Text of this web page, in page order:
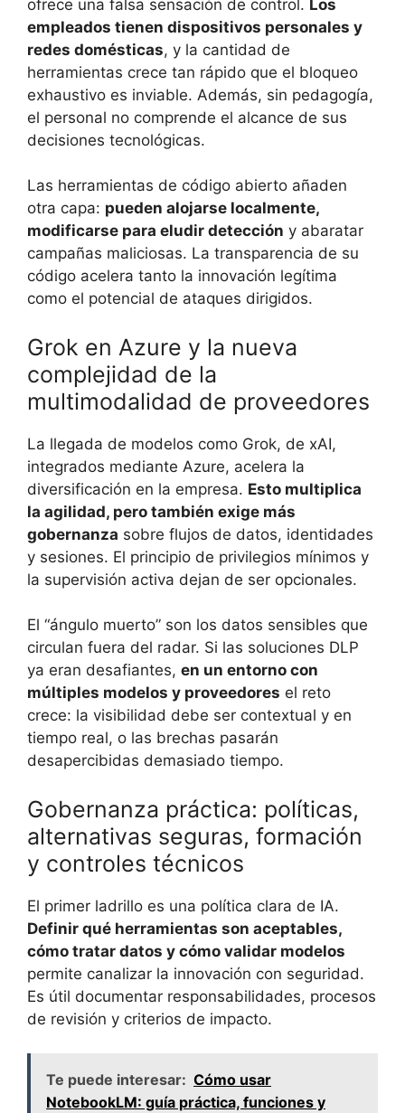
ofrece una falsa sensación de control. Los
empleados tienen dispositivos personales y
redes domésticas, y la cantidad de
herramientas crece tan rápido que el bloqueo
exhaustivo es inviable. Además, sin pedagogía,
el personal no comprende el alcance de sus
decisiones tecnológicas.
Las herramientas de código abierto añaden
otra capa: pueden alojarse localmente,
modificarse para eludir detección y abaratar
campañas maliciosas. La transparencia de su
código acelera tanto la innovación legítima
como el potencial de ataques dirigidos.
Grok en Azure y la nueva
complejidad de la
multimodalidad de proveedores
La llegada de modelos como Grok, de xAI,
integrados mediante Azure, acelera la
diversificación en la empresa. Esto multiplica
la agilidad, pero también exige más
gobernanza sobre flujos de datos, identidades
y sesiones. El principio de privilegios mínimos y
la supervisión activa dejan de ser opcionales.
El “ángulo muerto” son los datos sensibles que
circulan fuera del radar. Si las soluciones DLP
ya eran desafiantes, en un entorno con
múltiples modelos y proveedores el reto
crece: la visibilidad debe ser contextual y en
tiempo real, o las brechas pasarán
desapercibidas demasiado tiempo.
Gobernanza práctica: políticas,
alternativas seguras, formación
y controles técnicos
El primer ladrillo es una política clara de IA.
Definir qué herramientas son aceptables,
cómo tratar datos y cómo validar modelos
permite canalizar la innovación con seguridad.
Es útil documentar responsabilidades, procesos
de revisión y criterios de impacto.
Te puede interesar: Cómo usar
NotebookLM: guía práctica, funciones y